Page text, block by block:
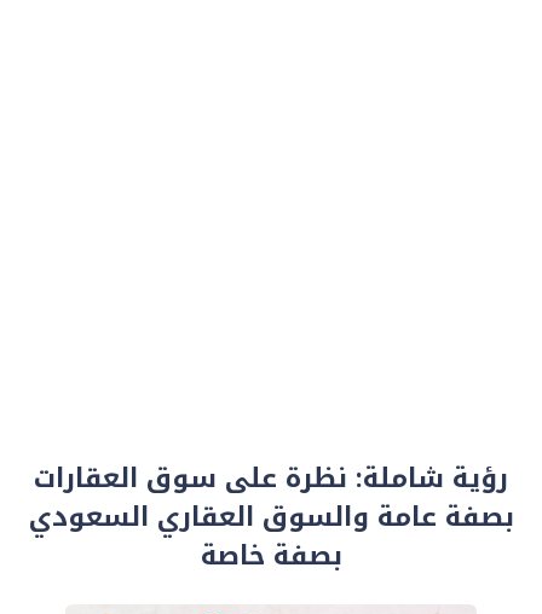
رؤية شاملة: نظرة على سوق العقارات
بصفة عامة والسوق العقاري السعودي
بصفة خاصة